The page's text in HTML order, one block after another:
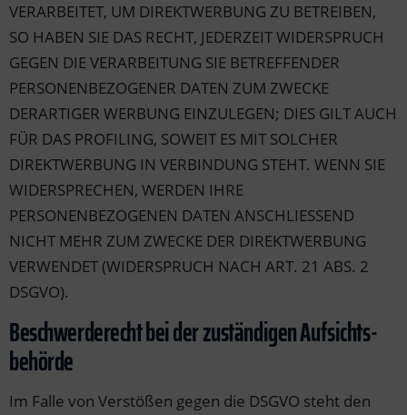
VERARBEITET, UM DIREKTWERBUNG ZU BETREIBEN,
SO HABEN SIE DAS RECHT, JEDERZEIT WIDERSPRUCH
GEGEN DIE VERARBEITUNG SIE BETREFFENDER
PERSONENBEZOGENER DATEN ZUM ZWECKE
DERARTIGER WERBUNG EINZULEGEN; DIES GILT AUCH
FÜR DAS PROFILING, SOWEIT ES MIT SOLCHER
DIREKTWERBUNG IN VERBINDUNG STEHT. WENN SIE
WIDERSPRECHEN, WERDEN IHRE
PERSONENBEZOGENEN DATEN ANSCHLIESSEND
NICHT MEHR ZUM ZWECKE DER DIREKTWERBUNG
VERWENDET (WIDERSPRUCH NACH ART. 21 ABS. 2
DSGVO).
Beschwerde­recht bei der zuständigen Aufsichts­
behörde
Im Falle von Verstößen gegen die DSGVO steht den